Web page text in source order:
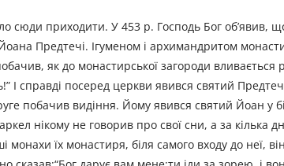
сюди приходити. У 453 р. Господь Бог об’явив,
Предтечі. Ігуменом і архимандритом
як до монастирської загороди вливається
І справді посеред церкви явився святий
побачив видіння. Йому явився святий Йоан у
нікому не говорив про свої сни, а за кілька
їх монастиря, біля самого входу до неї,